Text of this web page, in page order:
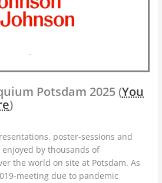
.
Potsdam 2025 (You
)
poster-sessions and
by thousands of
the world on site at Potsdam. As
meeting due to pandemic